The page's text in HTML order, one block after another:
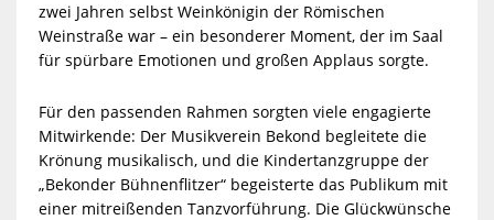
zwei Jahren selbst Weinkönigin der Römischen
Weinstraße war – ein besonderer Moment, der im Saal
für spürbare Emotionen und großen Applaus sorgte.
Für den passenden Rahmen sorgten viele engagierte
Mitwirkende: Der Musikverein Bekond begleitete die
Krönung musikalisch, und die Kindertanzgruppe der
„Bekonder Bühnenflitzer“ begeisterte das Publikum mit
einer mitreißenden Tanzvorführung. Die Glückwünsche